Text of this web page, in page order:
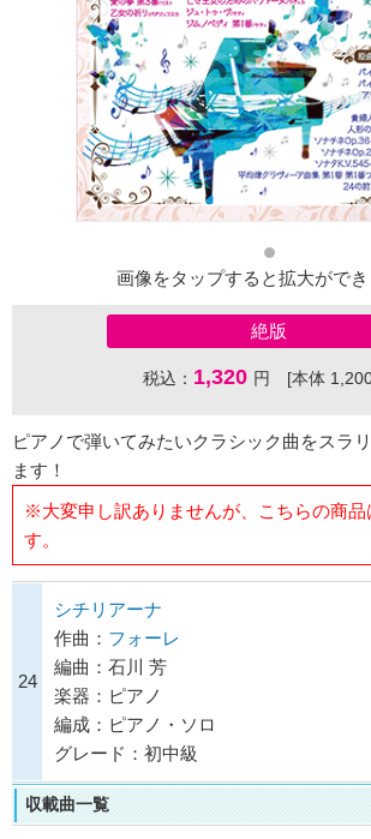
画像をタップすると拡大ができ
絶版
税込： 1,320 円 [本体
ピアノで弾いてみたいクラシック曲をスラ
ます！
※大変申し訳ありませんが、こちらの商品
す。
24
シチリアーナ
作曲： フォーレ
編曲：石川 芳
楽器：ピアノ
編成：ピアノ・ソロ
グレード：初中級
収載曲一覧